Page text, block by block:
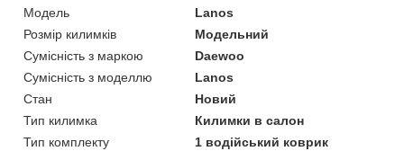
Модель
Lanos
Розмір килимків
Модельний
Сумісність з маркою
Daewoo
Сумісність з моделлю
Lanos
Стан
Новий
Тип килимка
Килимки в салон
Тип комплекту
1 водійський коврик